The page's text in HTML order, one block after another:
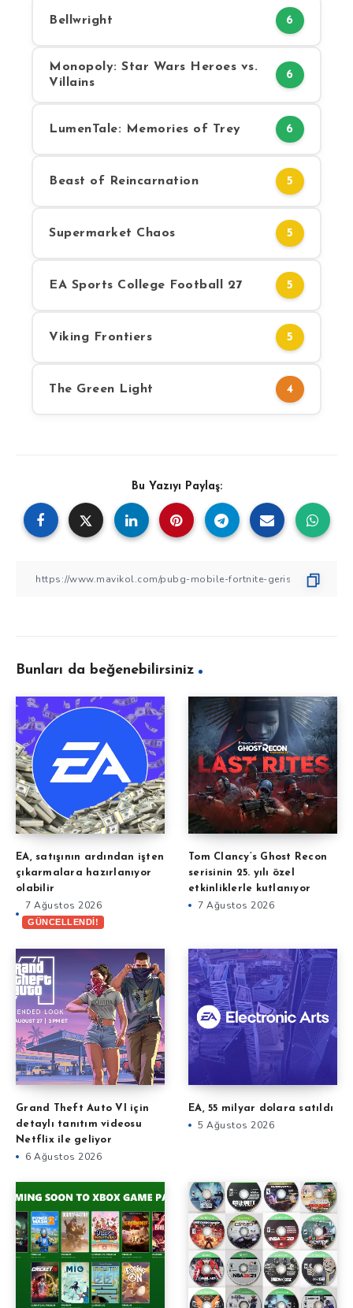
Bellwright 6
Monopoly: Star Wars Heroes vs.
Villains
6
LumenTale: Memories of Trey 6
Beast of Reincarnation 5
Supermarket Chaos 5
EA Sports College Football 27 5
Viking Frontiers 5
The Green Light 4
Bu Yazıyı Paylaş:
Bunları da beğenebilirsiniz
EA, satışının ardından işten
çıkarmalara hazırlanıyor
olabilir
7 Ağustos 2026
GÜNCELLENDİ!
Tom Clancy’s Ghost Recon
serisinin 25. yılı özel
etkinliklerle kutlanıyor
7 Ağustos 2026
Grand Theft Auto VI için
detaylı tanıtım videosu
Netflix ile geliyor
6 Ağustos 2026
EA, 55 milyar dolara satıldı
5 Ağustos 2026